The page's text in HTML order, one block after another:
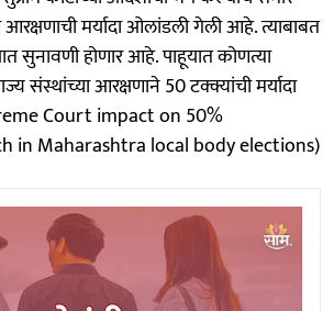
मर्यादा ओलांडली गेली आहे. त्याबाबत
सुनावणी होणार आहे. पाहूयात कोणत्या
संस्थांच्या आरक्षणाने 50 टक्क्यांची मर्यादा
Court impact on 50%
in Maharashtra local body elections)